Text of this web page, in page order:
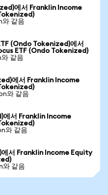
에서 Franklin Income
같음
(Ondo Tokenized)에서
ETF (Ondo Tokenized)
와 같음
에서 Franklin Income
와 같음
서 Franklin Income
와 같음
서 Franklin Income Equity
와 같음